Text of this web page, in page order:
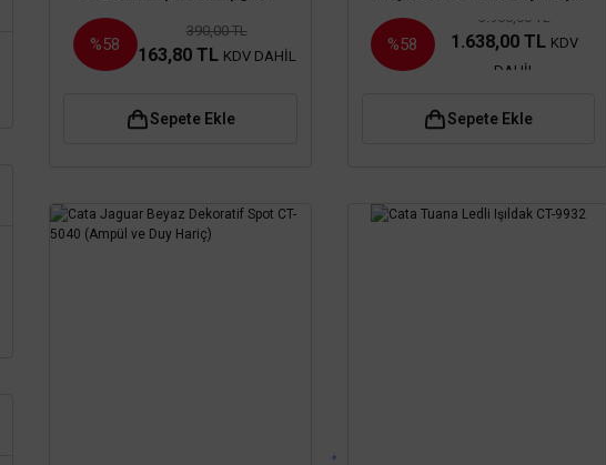
%58
390,00 TL
163,80 TL KDV DAHİL
Sepete Ekle
%58
3.900,00 TL
1.638,00 TL KDV
DAHİL
Sepete Ekle